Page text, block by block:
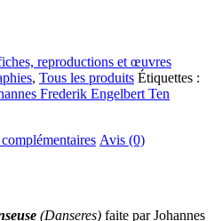
reproductions et œuvres
, Tous les produits Étiquettes :
Frederik Engelbert Ten
Avis (0)
(Danseres) faite par Johannes